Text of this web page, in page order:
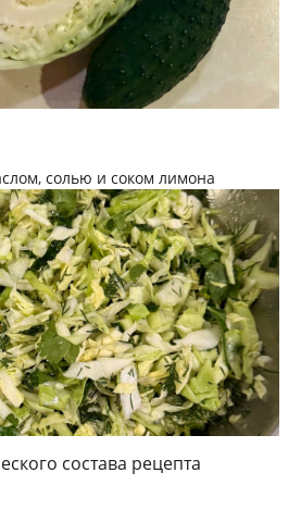
солью и соком лимона
состава рецепта